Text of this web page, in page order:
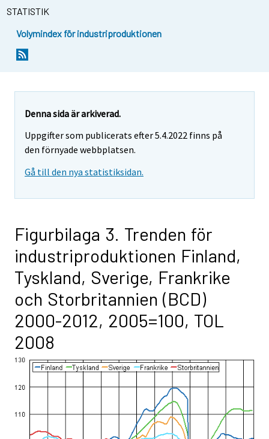
STATISTIK
Volymindex för industriproduktionen
Denna sida är arkiverad.
Uppgifter som publicerats efter 5.4.2022 finns på
den förnyade webbplatsen.
Gå till den nya statistiksidan.
Figurbilaga 3. Trenden för
industriproduktionen Finland,
Tyskland, Sverige, Frankrike
och Storbritannien (BCD)
2000-2012, 2005=100, TOL
2008